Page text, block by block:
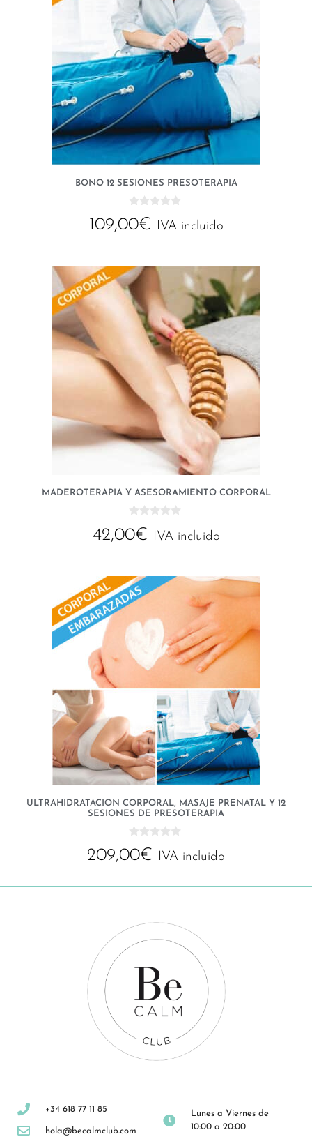
BONO 12 SESIONES PRESOTERAPIA
d
109,00€ IVA incluido
MADEROTERAPIA Y ASESORAMIENTO CORPORAL
d
42,00€ IVA incluido
ULTRAHIDRATACION CORPORAL, MASAJE PRENATAL Y 12
SESIONES DE PRESOTERAPIA
d
209,00€ IVA incluido
+34 618 77 11 85
hola@becalmclub.com
Lunes a Viernes de
10:00 a 20:00